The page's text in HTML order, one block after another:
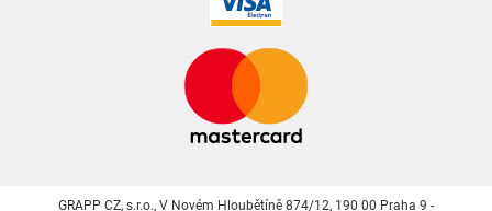
GRAPP CZ, s.r.o., V Novém Hloubětíně 874/12, 190 00 Praha 9 -